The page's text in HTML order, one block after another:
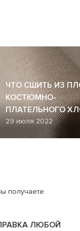
ЧТО СШИТЬ ИЗ
КОСТЮМНО-
ПЛАТЕЛЬНОГО
29 июля 2022
получаете
ЛЮБОЙ